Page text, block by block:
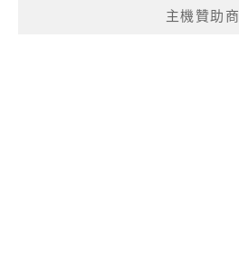
主機贊助商